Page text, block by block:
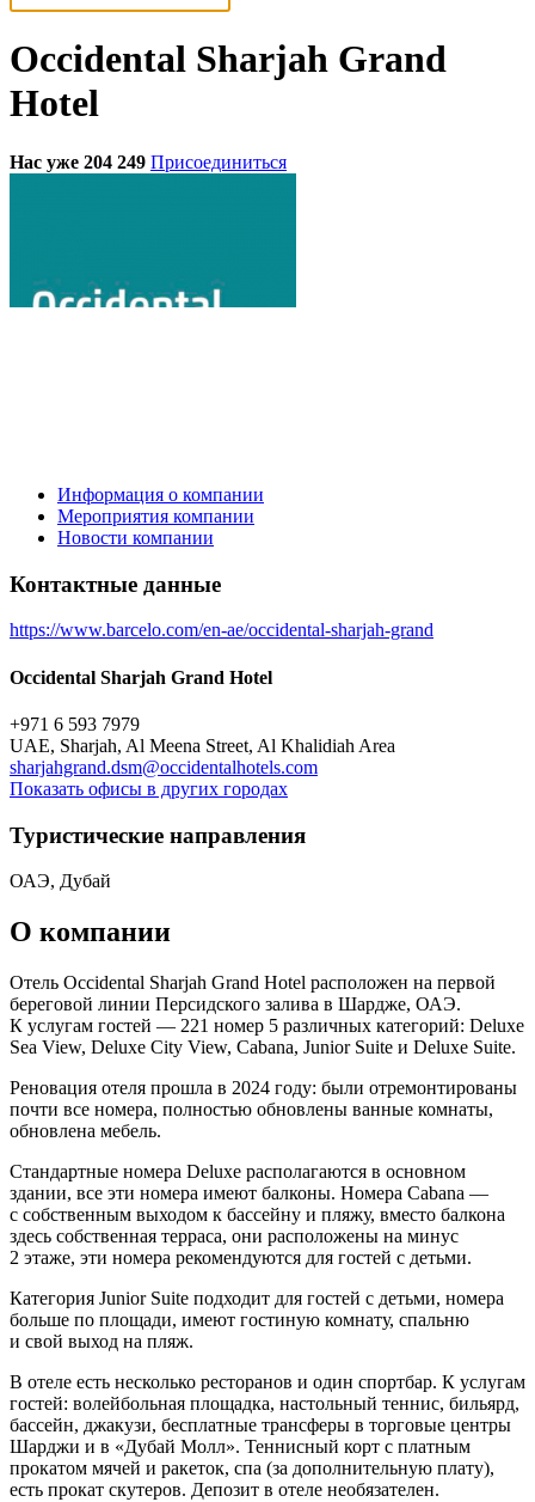
Occidental Sharjah Grand
Hotel
Нас уже 204 249 Присоединиться
Информация о компании
Мероприятия компании
Новости компании
Контактные данные
https://www.barcelo.com/en-ae/occidental-sharjah-grand
Occidental Sharjah Grand Hotel
+971 6 593 7979
UAE, Sharjah, Al Meena Street, Al Khalidiah Area
sharjahgrand.dsm@occidentalhotels.com
Показать офисы в других городах
Туристическиe направления
ОАЭ, Дубай
О компании
Отель Occidental Sharjah Grand Hotel расположен на первой
береговой линии Персидского залива в Шардже, ОАЭ.
К услугам гостей — 221 номер 5 различных категорий: Deluxe
Sea View, Deluxe City View, Cabana, Junior Suite и Deluxe Suite.
Реновация отеля прошла в 2024 году: были отремонтированы
почти все номера, полностью обновлены ванные комнаты,
обновлена мебель.
Стандартные номера Deluxe располагаются в основном
здании, все эти номера имеют балконы. Номера Cabana —
с собственным выходом к бассейну и пляжу, вместо балкона
здесь собственная терраса, они расположены на минус
2 этаже, эти номера рекомендуются для гостей с детьми.
Категория Junior Suite подходит для гостей с детьми, номера
больше по площади, имеют гостиную комнату, спальню
и свой выход на пляж.
В отеле есть несколько ресторанов и один спортбар. К услугам
гостей: волейбольная площадка, настольный теннис, бильярд,
бассейн, джакузи, бесплатные трансферы в торговые центры
Шарджи и в «Дубай Молл». Теннисный корт с платным
прокатом мячей и ракеток, спа (за дополнительную плату),
есть прокат скутеров. Депозит в отеле необязателен.